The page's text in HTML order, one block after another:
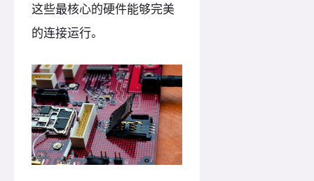
这些最核心的硬件能够完美
的连接运行。